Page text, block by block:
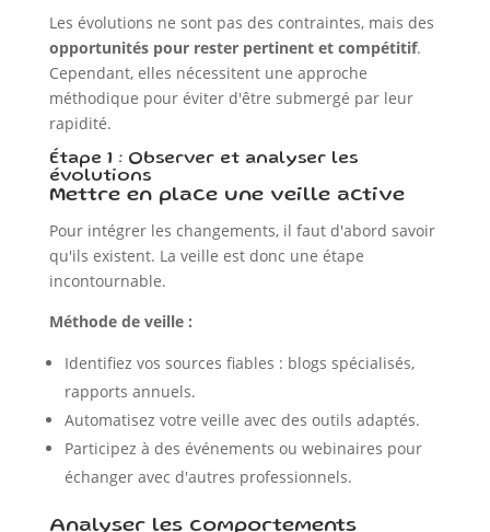
Les évolutions ne sont pas des contraintes, mais des
opportunités pour rester pertinent et compétitif.
Cependant, elles nécessitent une approche
méthodique pour éviter d'être submergé par leur
rapidité.
Étape 1 : Observer et analyser les
évolutions
Mettre en place une veille active
Pour intégrer les changements, il faut d'abord savoir
qu'ils existent. La veille est donc une étape
incontournable.
Méthode de veille :
Identifiez vos sources fiables : blogs spécialisés,
rapports annuels.
Automatisez votre veille avec des outils adaptés.
Participez à des événements ou webinaires pour
échanger avec d'autres professionnels.
Analyser les comportements